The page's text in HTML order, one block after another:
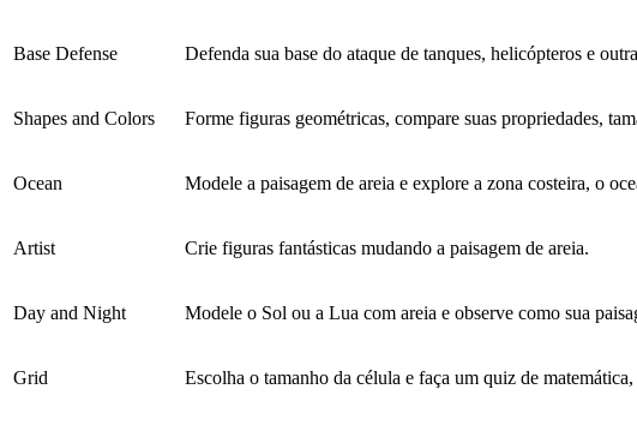
Base Defense Defenda sua base do ataque de tanques, helicópteros e
Shapes and Colors Forme figuras geométricas, compare suas propriedades,
Ocean Modele a paisagem de areia e explore a zona costeira, o
Artist Crie figuras fantásticas mudando a paisagem de areia.
Day and Night Modele o Sol ou a Lua com areia e observe como sua
Grid Escolha o tamanho da célula e faça um quiz de